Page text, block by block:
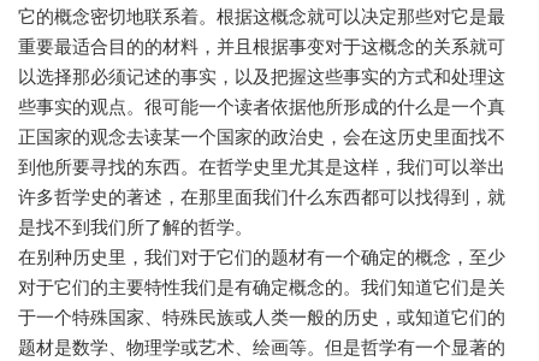
它的概念密切地联系着。根据这概念就可以决定那些对它是最
重要最适合目的的材料，并且根据事变对于这概念的关系就可
以选择那必须记述的事实，以及把握这些事实的方式和处理这
些事实的观点。很可能一个读者依据他所形成的什么是一个真
正国家的观念去读某一个国家的政治史，会在这历史里面找不
到他所要寻找的东西。在哲学史里尤其是这样，我们可以举出
许多哲学史的著述，在那里面我们什么东西都可以找得到，就
是找不到我们所了解的哲学。
在别种历史里，我们对于它们的题材有一个确定的概念，至少
对于它们的主要特性我们是有确定概念的。我们知道它们是关
于一个特殊国家、特殊民族或人类一般的历史，或知道它们的
题材是数学、物理学或艺术、绘画等。但是哲学有一个显著的